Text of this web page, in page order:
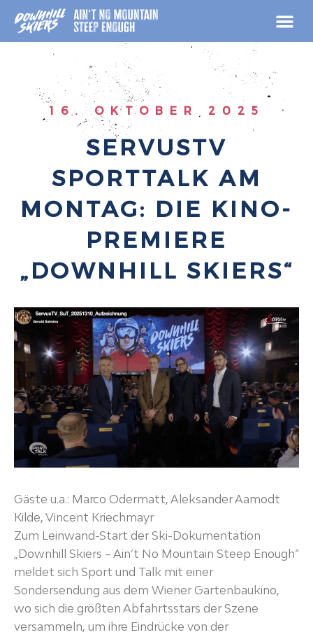
Inhalt
springen
16. OKTOBER 2025
SERVUSTV
SPORTTALK AM
MONTAG: DIE KINO-
PREMIERE
„DOWNHILL SKIERS“
Gäste u.a.: Marco Odermatt, Aleksander Aamodt
Kilde, Vincent Kriechmayr
Zum Leinwand-Start der Ski-Dokumentation
„Downhill Skiers – Ain’t No Mountain Steep Enough“
meldet sich Sport und Talk mit einer
Sondersendung aus dem Wiener Gartenbaukino,
wo sich die größten Abfahrtsstars der Szene
versammeln, um ihre Eindrücke von der